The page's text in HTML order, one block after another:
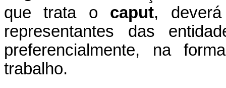
que trata o caput,
representantes das
preferencialmente, na
trabalho.